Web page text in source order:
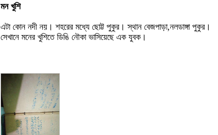
মন খুশি
এটা কোন নদী নয়। শহরের মধ্যে ছোট্ট পুকুর। স্থান বেজপাড়া,নলডাঙ্গা পুকুর।
সেখানে মনের খুশিতে ডিঙি নৌকা ভাসিয়েছে এক যুবক।